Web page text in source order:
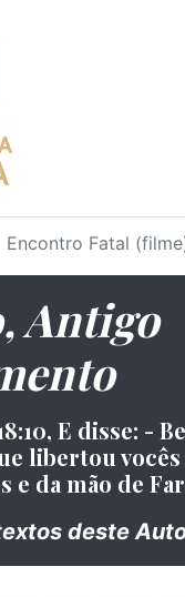
Encontro Fatal
Antigo
E disse: -
libertou vocês
e da mão de
deste